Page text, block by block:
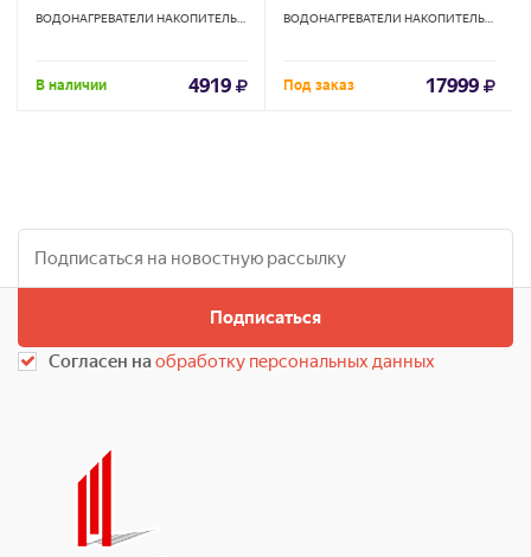
В наличии 4919 Под заказ 17999
Подписаться
Согласен наобработку персональных данных